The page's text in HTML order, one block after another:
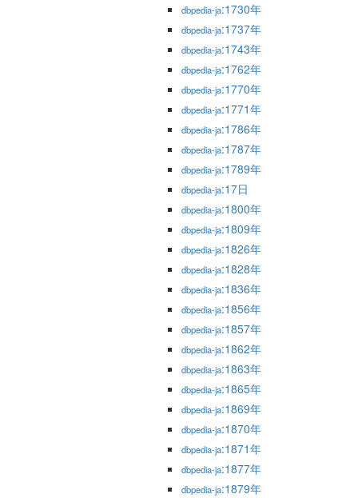
dbpedia-ja:1730年
dbpedia-ja:1737年
dbpedia-ja:1743年
dbpedia-ja:1762年
dbpedia-ja:1770年
dbpedia-ja:1771年
dbpedia-ja:1786年
dbpedia-ja:1787年
dbpedia-ja:1789年
dbpedia-ja:17日
dbpedia-ja:1800年
dbpedia-ja:1809年
dbpedia-ja:1826年
dbpedia-ja:1828年
dbpedia-ja:1836年
dbpedia-ja:1856年
dbpedia-ja:1857年
dbpedia-ja:1862年
dbpedia-ja:1863年
dbpedia-ja:1865年
dbpedia-ja:1869年
dbpedia-ja:1870年
dbpedia-ja:1871年
dbpedia-ja:1877年
dbpedia-ja:1879年